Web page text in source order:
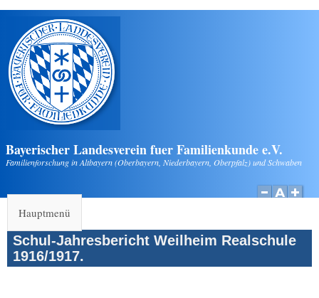
Direkt zum Inhalt
Bayerischer Landesverein fuer Familienkunde e.V.
Familienforschung in Altbayern (Oberbayern, Niederbayern, Oberpfalz) und Schwaben
Hauptmenü
Schul-Jahresbericht Weilheim Realschule
1916/1917.